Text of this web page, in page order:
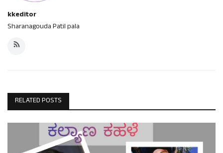
kkeditor
Sharanagouda Patil pala
RELATED POSTS